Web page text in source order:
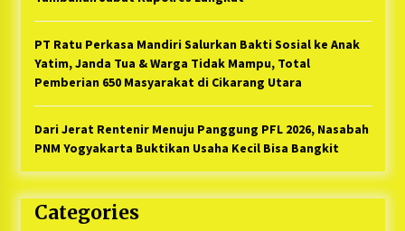
PT Ratu Perkasa Mandiri Salurkan Bakti Sosial ke Anak
Yatim, Janda Tua & Warga Tidak Mampu, Total
Pemberian 650 Masyarakat di Cikarang Utara
Dari Jerat Rentenir Menuju Panggung PFL 2026, Nasabah
PNM Yogyakarta Buktikan Usaha Kecil Bisa Bangkit
Categories